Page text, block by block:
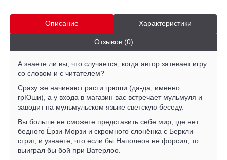
Описание Характеристики
Отзывов (0)
А знаете ли вы, что случается, когда автор затевает игру
со словом и с читателем?
Сразу же начинают расти грюши (да-да, именно
грЮши), а у входа в магазин вас встречает мульмуля и
заводит на мульмульском языке светскую беседу.
Вы больше не сможете представить себе мир, где нет
бедного Ёрзи-Морзи и скромного слонёнка с Беркли-
стрит, и узнаете, что если бы Наполеон не форсил, то
выиграл бы бой при Ватерлоо.